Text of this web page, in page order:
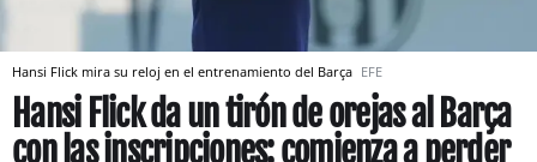
Hansi Flick mira su reloj en el entrenamiento del Barça EFE
Hansi Flick da un tirón de orejas al Barça
con las inscripciones: comienza a perder